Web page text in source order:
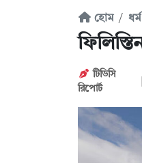
হোম
টিডিসি
রিপোর্ট